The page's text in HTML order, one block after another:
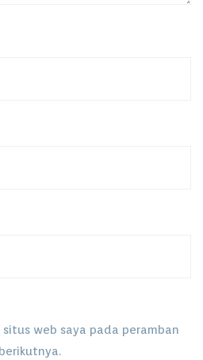
web saya pada peramban